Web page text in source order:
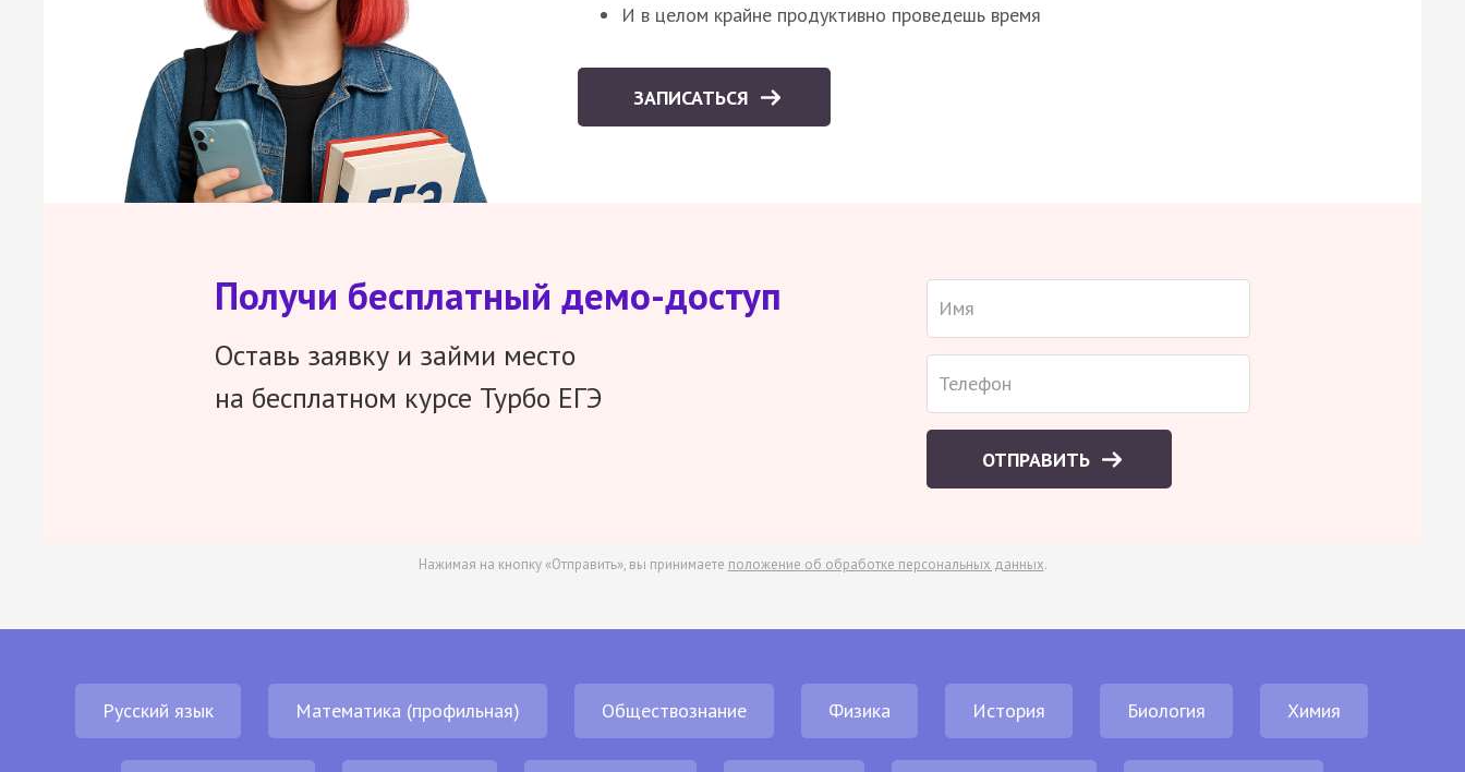
И в целом крайне продуктивно проведешь время
ЗАПИСАТЬСЯ
Получи бесплатный демо-доступ
Оставь заявку и займи место
на бесплатном курсе Турбо ЕГЭ
ОТПРАВИТЬ
Нажимая на кнопку «Отправить», вы принимаете положение об обработке персональных данных.
Русский язык Математика (профильная) Обществознание Физика История Биология Химия